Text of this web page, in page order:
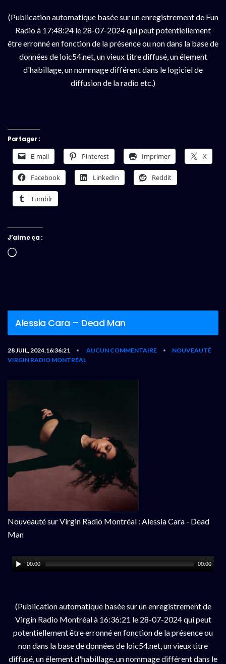
(Publication automatique basée sur un enregistrement de Fun
Radio à 17:48:24 le 28-07-2024 qui peut potentiellement
être erronné en fonction de la présence ou non dans la base de
données de loic54.net, un vieux titre diffusé, un élement
d'habillage, un nommage différent dans le logiciel de
diffusion de la radio etc.)
Partager :
E-mail Pinterest Imprimer X
Facebook LinkedIn Reddit
Tumblr
J’aime ça :
Chargement…
Alessia Cara – Dead Man
28 JUIL, 2024,16:36:21 • AUCUN COMMENTAIRE •
NOUVEAUTÉ
VIRGIN RADIO MONTRÉAL
Nouveauté sur Virgin Radio Montréal : Alessia Cara - Dead
Man
00:00 00:00
(Publication automatique basée sur un enregistrement de
Virgin Radio Montréal à 16:36:21 le 28-07-2024 qui peut
potentiellement être erronné en fonction de la présence ou
non dans la base de données de loic54.net, un vieux titre
diffusé, un élement d'habillage, un nommage différent dans le